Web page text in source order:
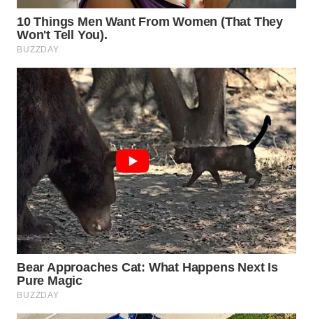
SUMEDANG
WN
CIANJUR
WN
KEPULAUAN
SERIBU
WN
TANGERANG
WN
BINJAI
WN
CIREBON